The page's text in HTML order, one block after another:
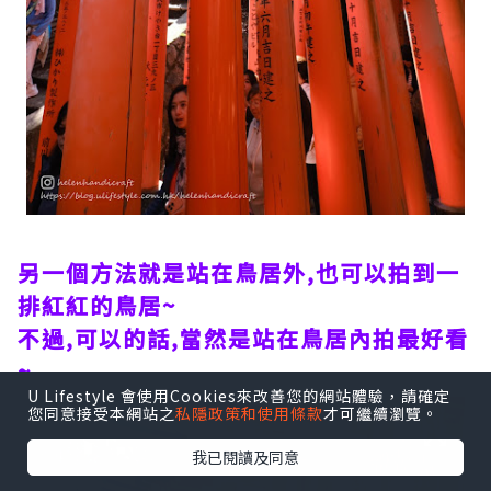
另一個方法就是站在鳥居外,也可以拍到一
排紅紅的鳥居~
不過,可以的話,當然是站在鳥居內拍最好看
~
U Lifestyle 會使用Cookies來改善您的網站體驗，請確定
您同意接受本網站之私隱政策和使用條款才可繼續瀏覽。
我已閱讀及同意